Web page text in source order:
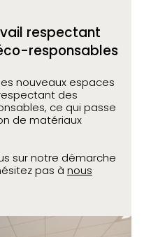
respectant
responsables
nouveaux espaces
des
ce qui passe
de matériaux
sur notre démarche
pas à nous